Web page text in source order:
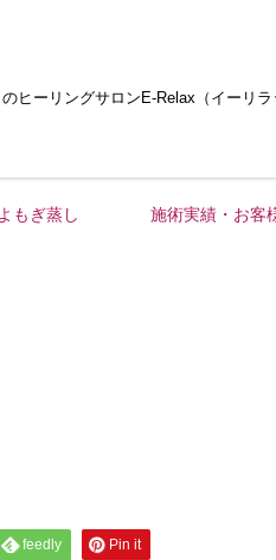
のヒーリングサロンE-Relax（イーリラ
もぎ蒸し 施術実績・お客
feedly Pin it